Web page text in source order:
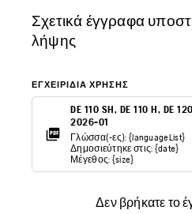
Σχετικά έγγραφα
λήψης
ΕΓΧΕΙΡΊΔΙΑ ΧΡΉΣΗΣ
DE 110 SH, DE 110 H, DE
2026-01
Γλώσσα(-ες): {languageList}
Δημοσιεύτηκε στις: {date}
Μέγεθος: {size}
Δεν βρήκατε το